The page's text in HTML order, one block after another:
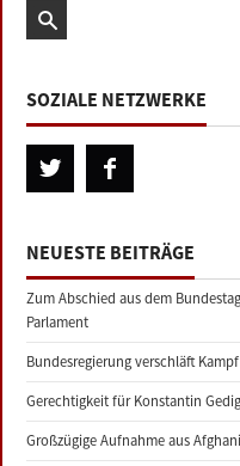
SOZIALE NETZWERKE
NEUESTE BEITRÄGE
Zum Abschied aus dem
Parlament
Bundesregierung verschläft
Gerechtigkeit für Konstantin Gedig
Großzügige Aufnahme aus